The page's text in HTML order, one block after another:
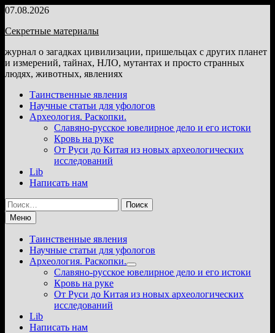
Перейти
содержимому
07.08.2026
Секретные материалы
журнал о загадках цивилизации, пришельцах с других планет
и измерений, тайнах, НЛО, мутантах и просто странных
людях, животных, явлениях
Таинственные явления
Научные статьи для уфологов
Археология. Раскопки.
Славяно-русское ювелирное дело и его истоки
Кровь на руке
От Руси до Китая из новых археологических
исследований
Lib
Написать нам
Найти:
Меню
Таинственные явления
Научные статьи для уфологов
Археология. Раскопки.
Показать
подменю
Славяно-русское ювелирное дело и его истоки
Кровь на руке
От Руси до Китая из новых археологических
исследований
Lib
Написать нам